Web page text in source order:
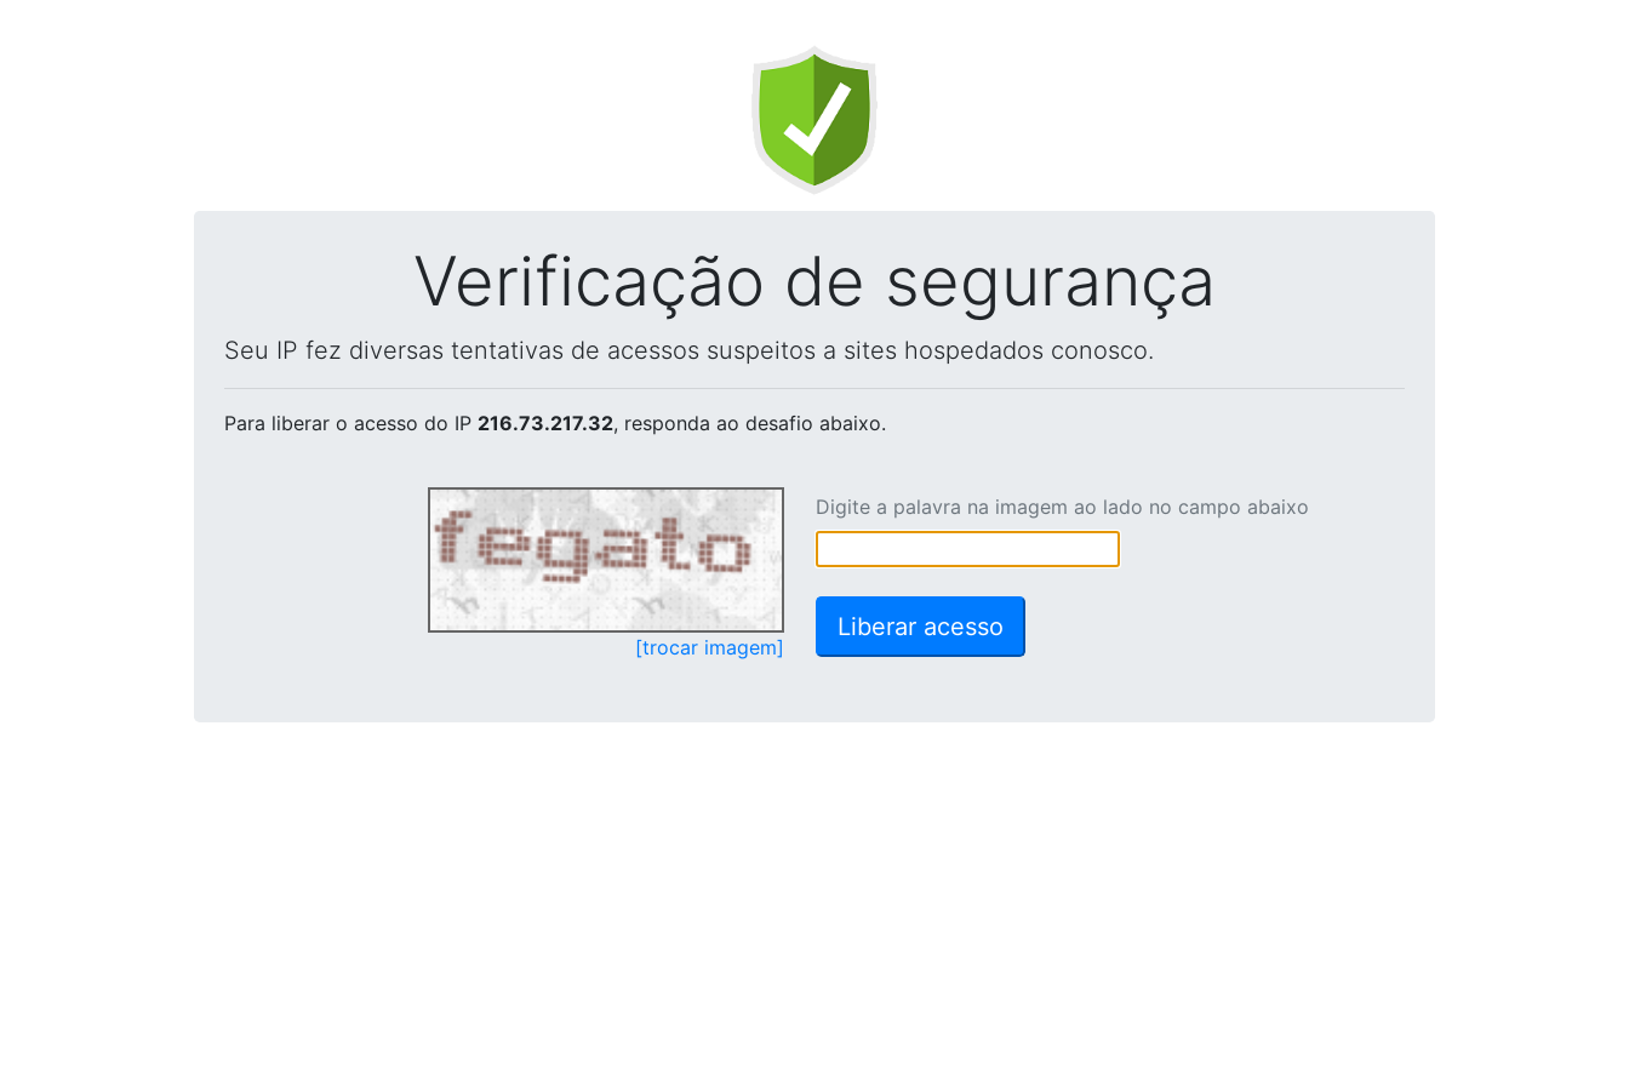
Verificação de segurança
Seu IP fez diversas tentativas de acessos suspeitos a sites hospedados conosco.
Para liberar o acesso do IP 216.73.217.32, responda ao desafio abaixo.
[trocar imagem]
Digite a palavra na imagem ao lado no campo abaixo